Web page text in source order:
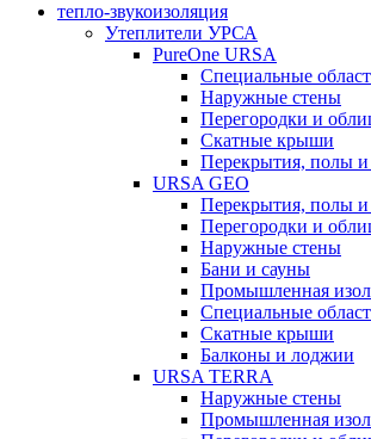
тепло-звукоизоляция
Утеплители УРСА
PureOne URSA
Специальные
Наружные стены
Перегородки и
Скатные крыши
Перекрытия, полы и
URSA GEO
Перекрытия, полы и
Перегородки и
Наружные стены
Бани и сауны
Промышленная
Специальные
Скатные крыши
Балконы и лоджии
URSA TERRA
Наружные стены
Промышленная